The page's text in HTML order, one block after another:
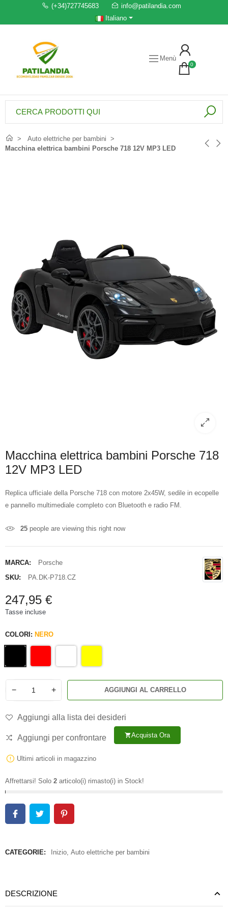
(+34)727745683
info@patilandia.com
Italiano
Menù
0
Auto elettriche per bambini
Macchina elettrica bambini Porsche 718 12V MP3 LED
Macchina elettrica bambini Porsche 718
12V MP3 LED
Replica ufficiale della Porsche 718 con motore 2x45W, sedile in ecopelle
e pannello multimediale completo con Bluetooth e radio FM.
25 people are viewing this right now
MARCA:
Porsche
SKU:
PA.DK-P718.CZ
247,95 €
Tasse incluse
COLORI: NERO
− + AGGIUNGI AL CARRELLO
Aggiungi alla lista dei desideri
Aggiungi per confrontare shopping_cartAcquista Ora
Ultimi articoli in magazzino
Affrettarsi! Solo 2 articolo(i) rimasto(i) in Stock!
CATEGORIE: Inizio Auto elettriche per bambini
DESCRIZIONE